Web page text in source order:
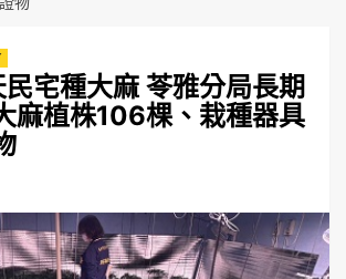
宅種大麻 苓雅分局長期
麻植株106棵、栽種器具